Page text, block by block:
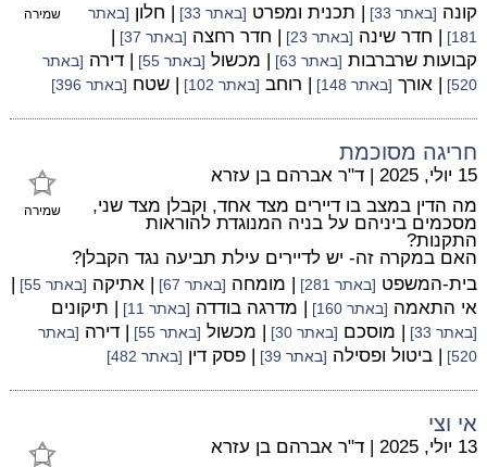
שמירה
קונה [באתר 33] | תכנית ומפרט [באתר 33] | חלון [באתר
181]
| חדר שינה [באתר 23] | חדר רחצה [באתר 37]
|
קבועות שרברבות [באתר 63] | מכשול [באתר 55] | דירה [באתר
520]
| אורך [באתר 148] | רוחב [באתר 102] | שטח [באתר 396]
חריגה מסוכמת
שמירה
15 יולי, 2025 | ד"ר אברהם בן עזרא
מה הדין במצב בו דיירים מצד אחד, וקבלן מצד שני,
מסכמים ביניהם על בניה המנוגדת להוראות
התקנות?
האם במקרה זה- יש לדיירים עילת תביעה נגד הקבלן?
בית-המשפט [באתר 281] | מומחה [באתר 67] | אתיקה [באתר 55]
|
אי התאמה [באתר 160] | מדרגה בודדה [באתר 11] | תיקונים
[באתר 33] | מוסכם [באתר 30] | מכשול [באתר 55] | דירה [באתר
520]
| ביטול ופסילה [באתר 39] | פסק דין [באתר 482]
אי וצי
13 יולי, 2025 | ד"ר אברהם בן עזרא